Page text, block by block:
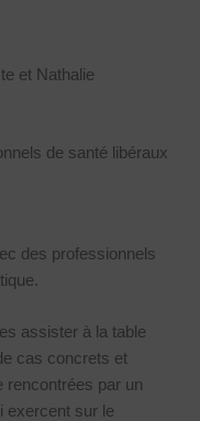
et Nathalie
de santé libéraux
des professionnels
assister à la table
cas concrets et
rencontrées par un
exercent sur le